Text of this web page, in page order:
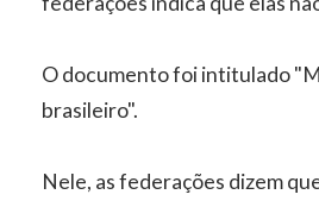
O documento foi intitulado
brasileiro".
Nele, as federações dizem